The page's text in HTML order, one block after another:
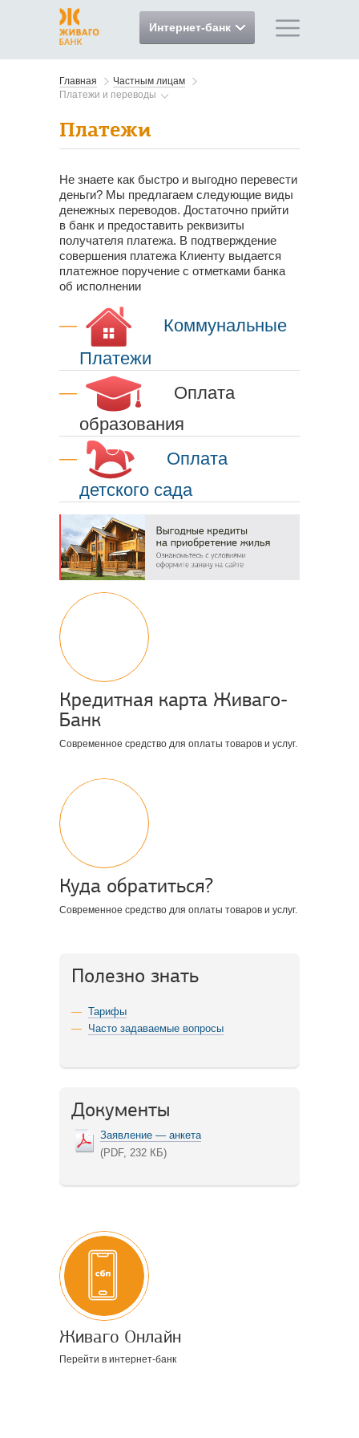
Интернет-банк
Главная
Частным лицам
Платежи и переводы
Платежи
Не знаете как быстро и выгодно перевести
деньги? Мы предлагаем следующие виды
денежных переводов. Достаточно прийти
в банк и предоставить реквизиты
получателя платежа. В подтверждение
совершения платежа Клиенту выдается
платежное поручение с отметками банка
об исполнении
Коммунальные
Платежи
Оплата
образования
Оплата
детского сада
Кредитная карта Живаго-
Банк
Современное средство для оплаты товаров и услуг.
Куда обратиться?
Современное средство для оплаты товаров и услуг.
Полезно знать
Тарифы
Часто задаваемые вопросы
Документы
Заявление — анкета
(PDF, 232 КБ)
Живаго Онлайн
Перейти в интернет-банк